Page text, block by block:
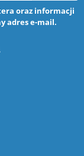
oraz informacji
adres e-mail.